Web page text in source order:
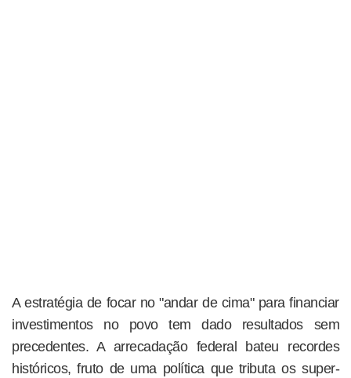
A estratégia de focar no "andar de cima" para financiar
investimentos no povo tem dado resultados sem
precedentes. A arrecadação federal bateu recordes
históricos, fruto de uma política que tributa os super-